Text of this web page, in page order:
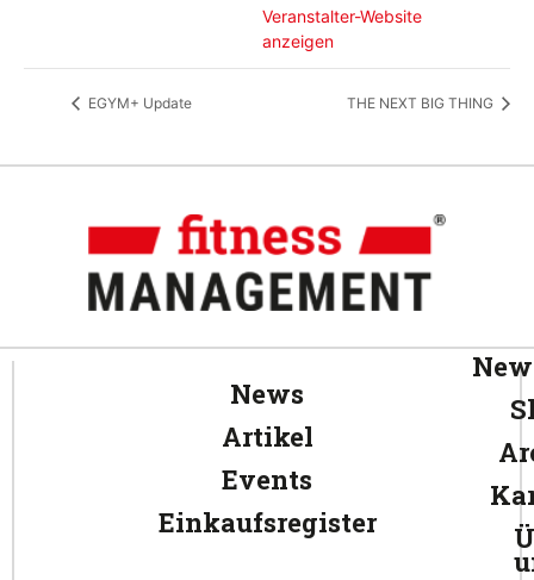
Veranstalter-Website
anzeigen
EGYM+ Update THE NEXT BIG THING
News
Artikel
Events
Einkaufsregister